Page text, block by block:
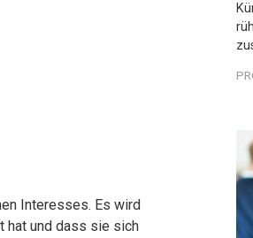
Interesses. Es wird
hat und dass sie sich